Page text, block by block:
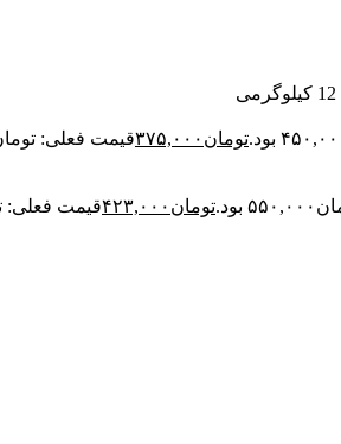
تومان ۳۷۵,۰۰۰قیمت فعلی:
بود. تومان ۴۲۳,۰۰۰قیمت فعلی: